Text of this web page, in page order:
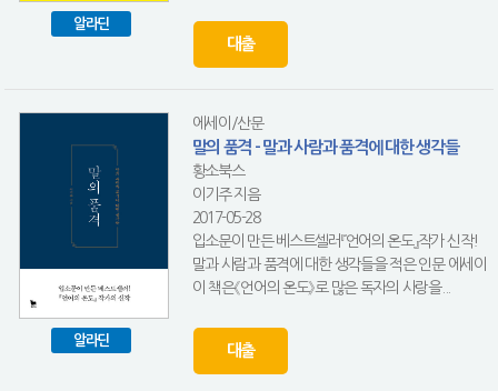
알라딘
대출
알라딘
에세이/산문
말의 품격 - 말과 사람과 품격에 대한 생각들
황소북스
이기주 지음
2017-05-28
입소문이 만든 베스트셀러『언어의 온도』작가 신작!
말과 사람과 품격에 대한 생각들을 적은 인문 에세이
이 책은《언어의 온도》로 많은 독자의 사랑을...
대출